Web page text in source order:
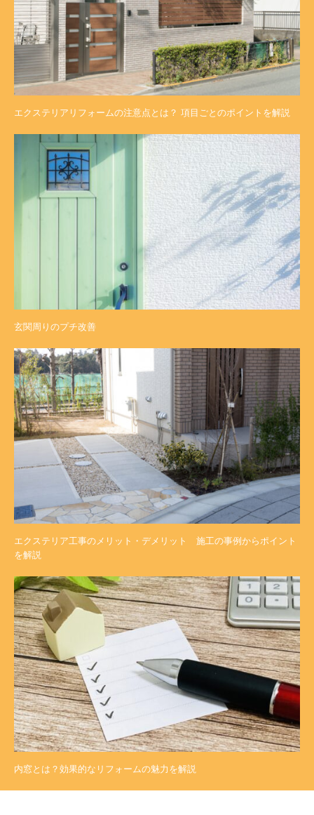
エクステリアリフォームの注意点とは？ 項目ごとのポイントを解説
玄関周りのプチ改善
エクステリア工事のメリット・デメリット 施工の事例からポイント
を解説
内窓とは？効果的なリフォームの魅力を解説